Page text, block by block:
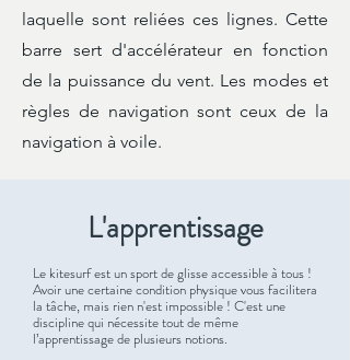
laquelle sont reliées ces lignes. Cette
barre sert d'accélérateur en fonction
de la puissance du vent. Les modes et
règles de navigation sont ceux de la
navigation à voile.
L'apprentissage
Le kitesurf est un sport de glisse accessible à tous !
Avoir une certaine condition physique vous facilitera
la tâche, mais rien n'est impossible ! C'est une
discipline qui nécessite tout de même
l’apprentissage de plusieurs notions.